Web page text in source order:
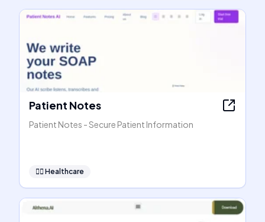
Patient Notes
Patient Notes - Secure Patient Information
👩‍⚕️ Healthcare